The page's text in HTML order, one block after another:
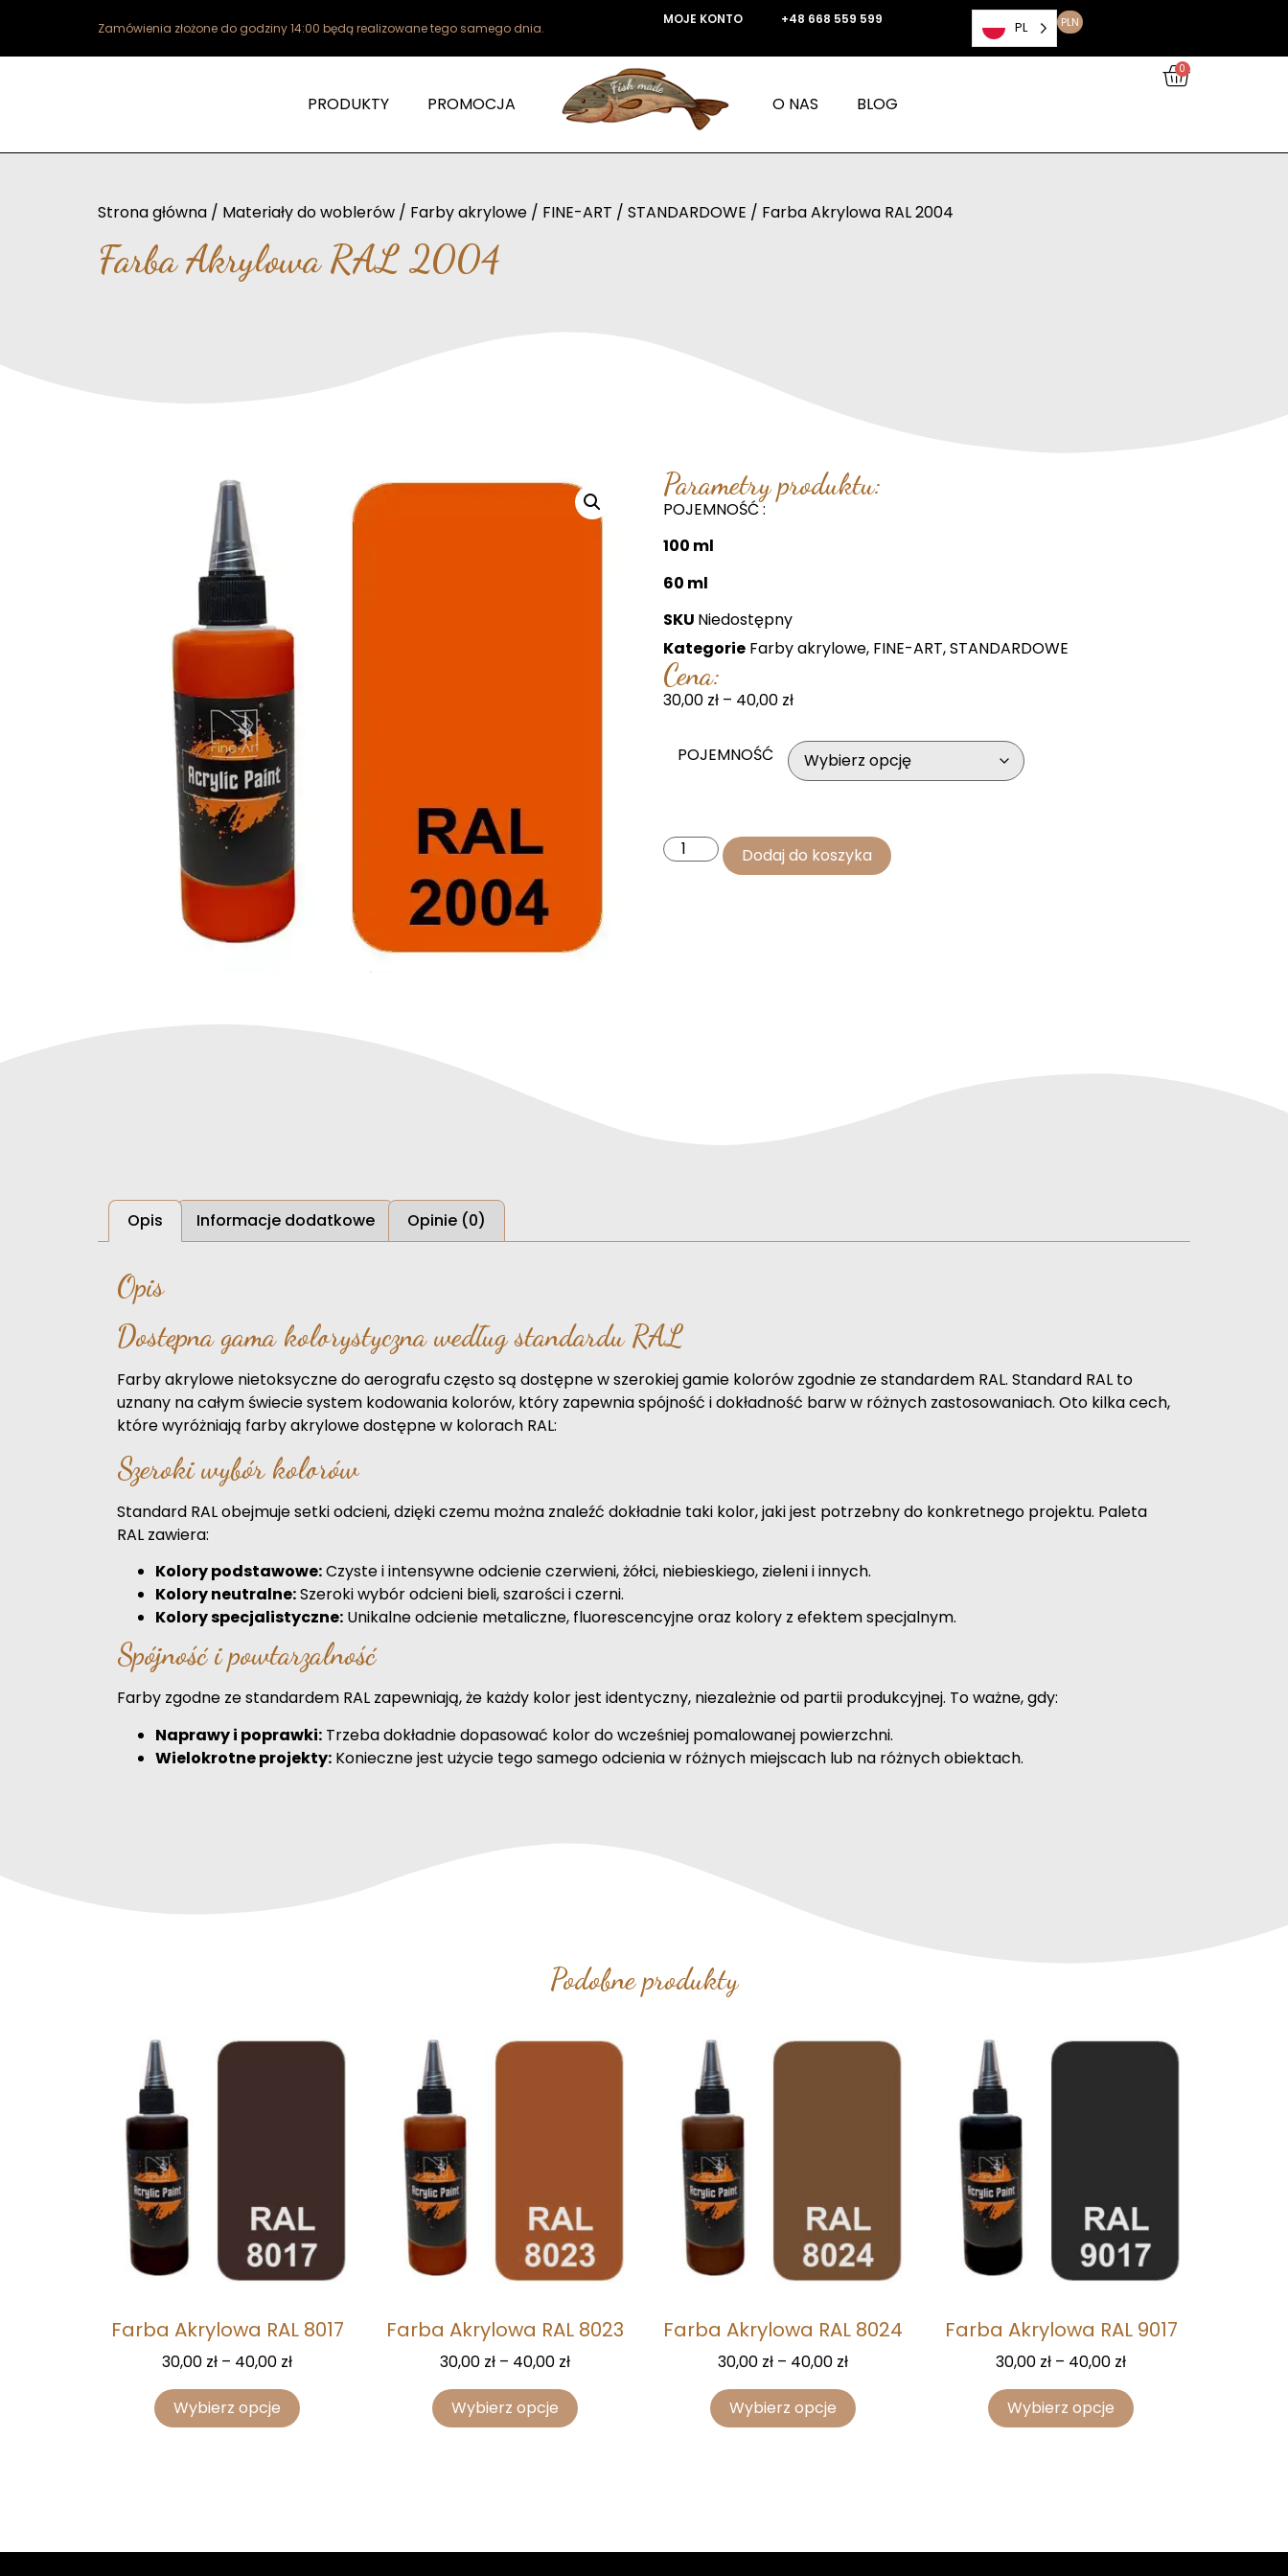
Zamówienia złożone do godziny 14:00 będą realizowane tego samego dnia.
MOJE KONTO +48 668 559 599 PL PLN
PRODUKTY PROMOCJA O NAS BLOG
0
Strona główna / Materiały do woblerów / Farby akrylowe / FINE-ART / STANDARDOWE / Farba Akrylowa RAL 2004
Farba Akrylowa RAL 2004
Parametry produktu:
POJEMNOŚĆ :
100 ml
60 ml
SKU Niedostępny
Kategorie Farby akrylowe, FINE-ART,STANDARDOWE
Cena:
30,00 zł – 40,00 zł
POJEMNOŚĆ
Dodaj do koszyka
Opis Informacje dodatkowe Opinie (0)
Opis
Dostępna gama kolorystyczna według standardu RAL
Farby akrylowe nietoksyczne do aerografu często są dostępne w szerokiej gamie kolorów zgodnie ze standardem RAL. Standard RAL to
uznany na całym świecie system kodowania kolorów, który zapewnia spójność i dokładność barw w różnych zastosowaniach. Oto kilka cech,
które wyróżniają farby akrylowe dostępne w kolorach RAL:
Szeroki wybór kolorów
Standard RAL obejmuje setki odcieni, dzięki czemu można znaleźć dokładnie taki kolor, jaki jest potrzebny do konkretnego projektu. Paleta
RAL zawiera:
Kolory podstawowe:Czyste i intensywne odcienie czerwieni, żółci, niebieskiego, zieleni i innych.
Kolory neutralne:Szeroki wybór odcieni bieli, szarości i czerni.
Kolory specjalistyczne: Unikalne odcienie metaliczne, fluorescencyjne oraz kolory z efektem specjalnym.
Spójność i powtarzalność
Farby zgodne ze standardem RAL zapewniają, że każdy kolor jest identyczny, niezależnie od partii produkcyjnej. To ważne, gdy:
Naprawy i poprawki: Trzeba dokładnie dopasować kolor do wcześniej pomalowanej powierzchni.
Wielokrotne projekty: Konieczne jest użycie tego samego odcienia w różnych miejscach lub na różnych obiektach.
Podobne produkty
Farba Akrylowa RAL 8017
30,00 zł – 40,00 zł
Wybierz opcje
Farba Akrylowa RAL 8023
30,00 zł – 40,00 zł
Wybierz opcje
Farba Akrylowa RAL 8024
30,00 zł – 40,00 zł
Wybierz opcje
Farba Akrylowa RAL 9017
30,00 zł – 40,00 zł
Wybierz opcje